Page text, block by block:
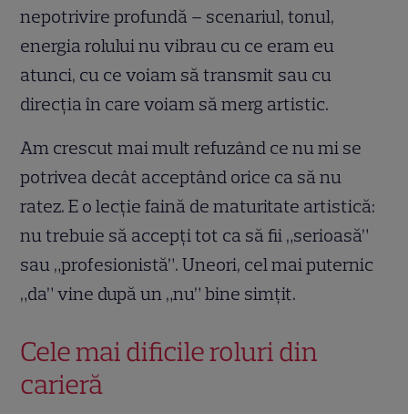
nepotrivire profundă – scenariul, tonul,
energia rolului nu vibrau cu ce eram eu
atunci, cu ce voiam să transmit sau cu
direcția în care voiam să merg artistic.
Am crescut mai mult refuzând ce nu mi se
potrivea decât acceptând orice ca să nu
ratez. E o lecție faină de maturitate artistică:
nu trebuie să accepți tot ca să fii „serioasă”
sau „profesionistă”. Uneori, cel mai puternic
„da” vine după un „nu” bine simțit.
Cele mai dificile roluri din
carieră